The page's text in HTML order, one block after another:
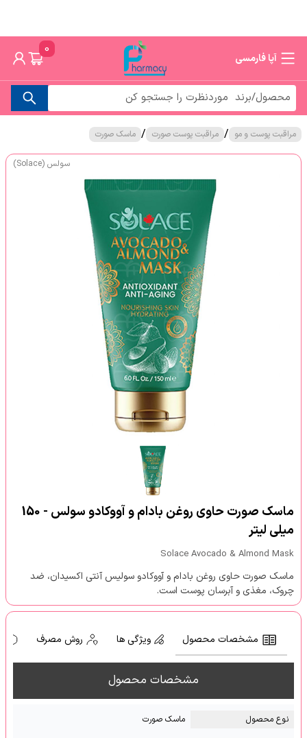
آپا فارمسی
0
مراقبت پوست و مو / مراقبت پوست صورت / ماسک صورت
سولس (Solace)
ماسک صورت حاوی روغن بادام و آووکادو سولس - 150
میلی لیتر
Solace Avocado & Almond Mask
ماسک صورت حاوی روغن بادام و آووکادو سولیس آنتی اکسیدان، ضد
چروک، مغذی و آبرسان پوست است.
مشخصات محصول ویژگی ها روش مصرف
مشخصات محصول
نوع محصول ماسک صورت